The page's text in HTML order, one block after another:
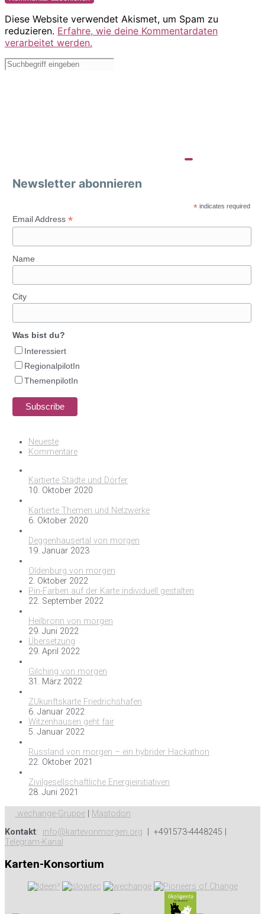
Diese Website verwendet Akismet, um Spam zu
reduzieren. Erfahre, wie deine Kommentardaten
verarbeitet werden.
Newsletter abonnieren
* indicates required
Email Address *
Name
City
Was bist du?
Interessiert
RegionalpilotIn
ThemenpilotIn
Neueste
Kommentare
Kartierte Städte und Dörfer
10. Oktober 2020
Kartierte Themen und Netzwerke
6. Oktober 2020
Deggenhausertal von morgen
19. Januar 2023
Oldenburg von morgen
2. Oktober 2022
Pin-Farben auf der Karte individuell gestalten
22. September 2022
Heilbronn von morgen
29. Juni 2022
Übersetzung
29. April 2022
Gilching von morgen
31. März 2022
ZUkunftskarte Friedrichshafen
6. Januar 2022
Witzenhausen geht fair
5. Januar 2022
Russland von morgen – ein hybrider Hackathon
22. Oktober 2021
Zivilgesellschaftliche Energieinitiativen
28. Juni 2021
wechange-Gruppe
Mastodon
Kontakt: info@kartevonmorgen.org | +491573-4448245 |
Telegram-Kanal
Karten-Konsortium